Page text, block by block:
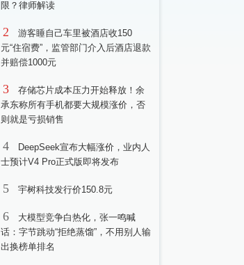
限？律师解读
2
游客睡自己车里被酒店收150
元“住宿费”，监管部门介入后酒店退款
并赔偿1000元
3
存储芯片成本压力开始释放！余
承东称所有手机都要大规模涨价，否
则就是亏损销售
4
DeepSeek宣布大幅涨价，业内人
士预计V4 Pro正式版即将发布
5 宇树科技发行价150.8元
6
大模型竞争白热化，张一鸣喊
话：字节跳动“拒绝蒸馏”，不用别人输
出换榜单排名